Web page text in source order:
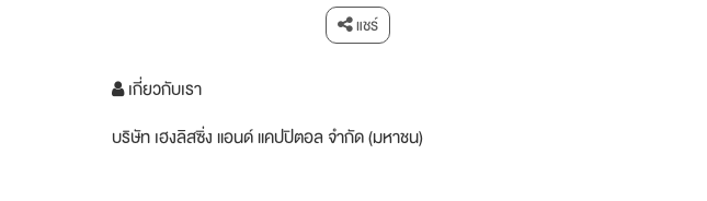
แชร์
เกี่ยวกับเรา
บริษัท เฮงลิสซิ่ง แอนด์ แคปปิตอล จำกัด (มหาชน)